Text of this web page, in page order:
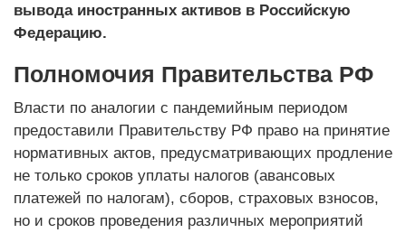
вывода иностранных активов в Российскую
Федерацию.
Полномочия Правительства РФ
Власти по аналогии с пандемийным периодом
предоставили Правительству РФ право на принятие
нормативных актов, предусматривающих продление
не только сроков уплаты налогов (авансовых
платежей по налогам), сборов, страховых взносов,
но и сроков проведения различных мероприятий